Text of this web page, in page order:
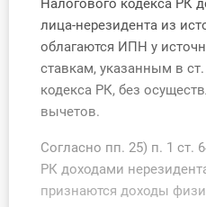
Тарифы
Тестирование для
бухгалтера
Налогового кодекса РК
лица-нерезидента из
облагаются ИПН у
ставкам, указанным в
кодекса РК, без
вычетов.
Согласно пп. 25) п. 1 ст.
РК доходами
признаются доходы